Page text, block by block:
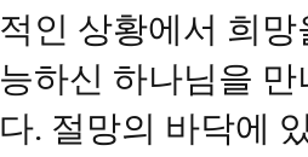
적인 상황에서 희
능하신 하나님을
다. 절망의 바닥에